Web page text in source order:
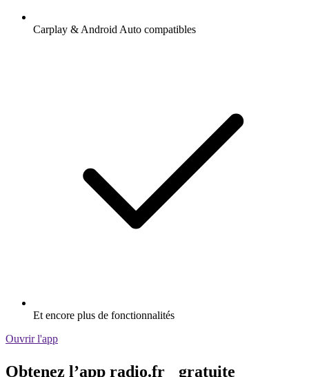
Carplay & Android Auto compatibles
Et encore plus de fonctionnalités
Ouvrir l'app
Obtenez l’app radio.fr gratuite